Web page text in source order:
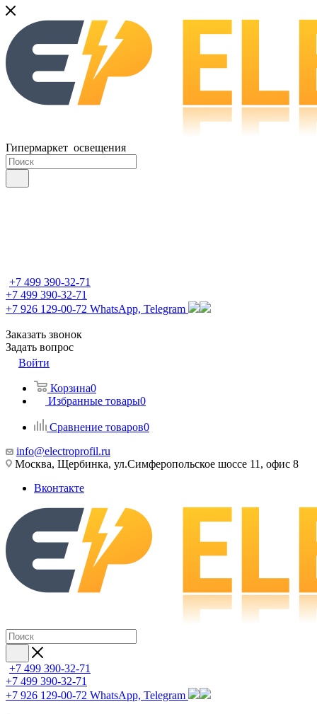
Гипермаркет освещения
+7 499 390-32-71
+7 499 390-32-71
+7 926 129-00-72 WhatsApp, Telegram
Заказать звонок
Задать вопрос
Войти
Корзина0
Избранные товары0
Сравнение товаров0
info@electroprofil.ru
Москва, Щербинка, ул.Симферопольское шоссе 11, офис 8
Вконтакте
+7 499 390-32-71
+7 499 390-32-71
+7 926 129-00-72 WhatsApp, Telegram